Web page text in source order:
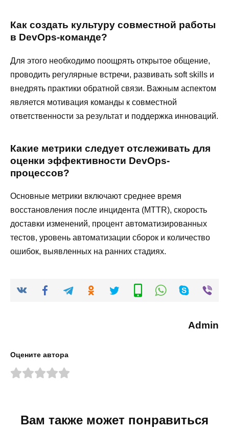
Как создать культуру совместной работы
в DevOps-команде?
Для этого необходимо поощрять открытое общение,
проводить регулярные встречи, развивать soft skills и
внедрять практики обратной связи. Важным аспектом
является мотивация команды к совместной
ответственности за результат и поддержка инноваций.
Какие метрики следует отслеживать для
оценки эффективности DevOps-
процессов?
Основные метрики включают среднее время
восстановления после инцидента (MTTR), скорость
доставки изменений, процент автоматизированных
тестов, уровень автоматизации сборок и количество
ошибок, выявленных на ранних стадиях.
Admin
Оцените автора
Вам также может понравиться